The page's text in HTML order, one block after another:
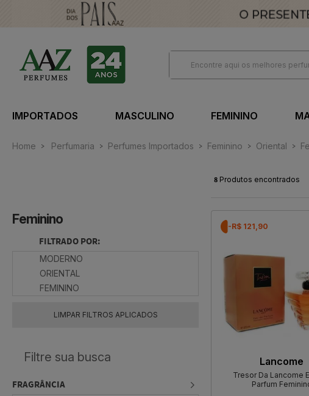
IMPORTADOS MASCULINO FEMININO
Home Perfumaria Perfumes Importados Feminino Oriental
Feminino
FILTRADO POR:
MODERNO
ORIENTAL
FEMININO
LIMPAR FILTROS APLICADOS
FRAGRÂNCIA
8 Produtos encontrados
-R$ 121,90
Lancome
Tresor Da Lancome
Parfum